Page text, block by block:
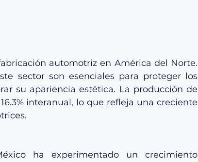
automotriz en América del Norte.
sector son esenciales para proteger los
su apariencia estética. La producción de
interanual, lo que refleja una creciente
ha experimentado un crecimiento